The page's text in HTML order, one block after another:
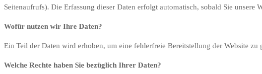
Seitenaufrufs). Die Erfassung dieser Daten erfolgt automatisch, sobald Sie unsere
Wofür nutzen wir Ihre Daten?
Ein Teil der Daten wird erhoben, um eine fehlerfreie Bereitstellung der Website
Welche Rechte haben Sie bezüglich Ihrer Daten?